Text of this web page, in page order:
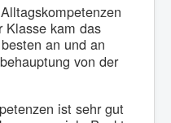
Klasse kam das
an und an
von der
ist sehr gut